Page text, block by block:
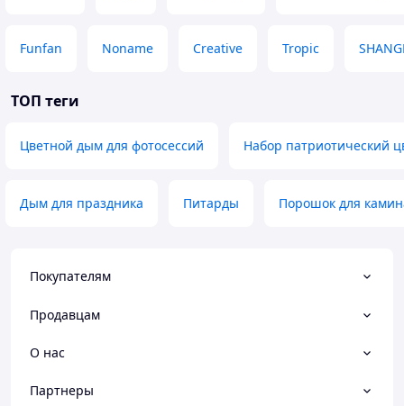
Funfan Noname Creative Tropic
ТОП теги
Цветной дым для фотосессий Набор патриотический
Дым для праздника Питарды Порошок для
Покупателям
Продавцам
О нас
Партнеры